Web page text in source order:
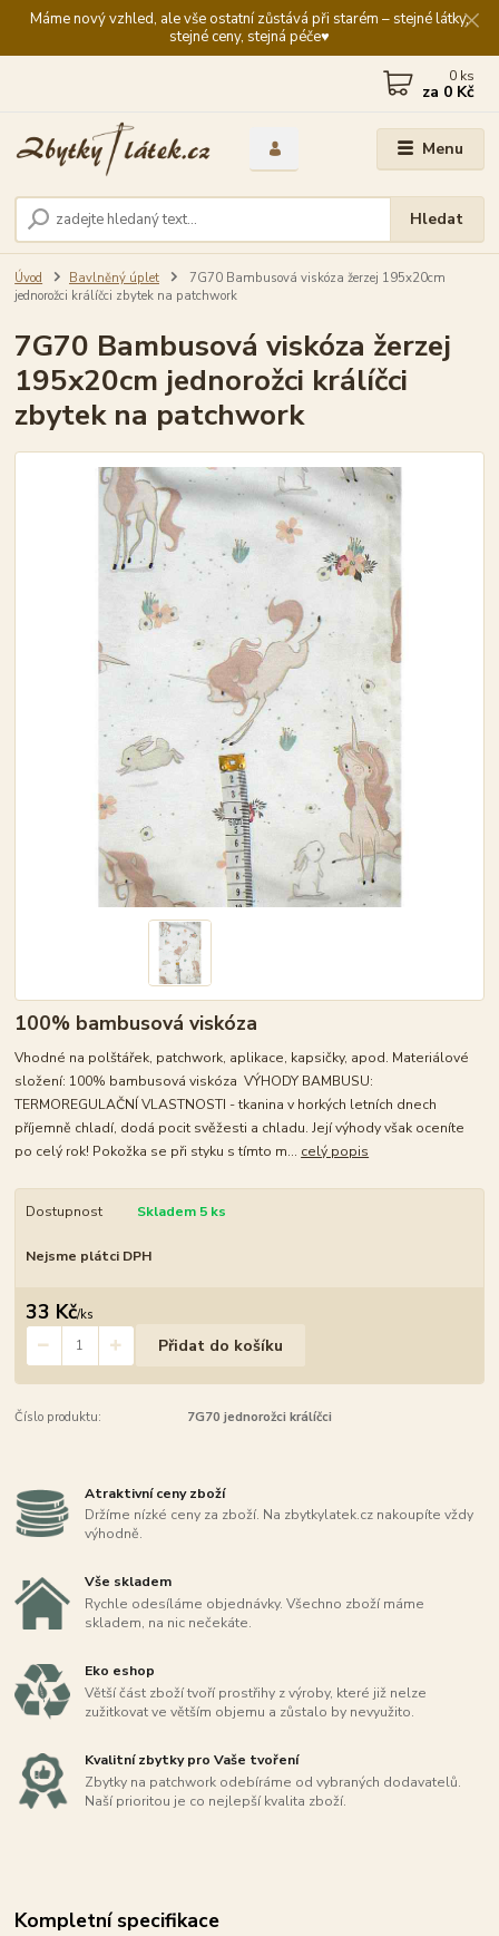
Máme nový vzhled, ale vše ostatní zůstává při starém – stejné látky,
stejné ceny, stejná péče♥️
Menu
Hledat
0 ks
za 0 Kč
Úvod Bavlněný úplet
7G70 Bambusová viskóza žerzej 195x20cm
jednorožci králíčci zbytek na patchwork
7G70 Bambusová viskóza žerzej
195x20cm jednorožci králíčci
zbytek na patchwork
100% bambusová viskóza
Vhodné na polštářek, patchwork, aplikace, kapsičky, apod. Materiálové
složení: 100% bambusová viskóza VÝHODY BAMBUSU:
TERMOREGULAČNÍ VLASTNOSTI - tkanina v horkých letních dnech
příjemně chladí, dodá pocit svěžesti a chladu. Její výhody však oceníte
po celý rok! Pokožka se při styku s tímto m... celý popis
Dostupnost Skladem 5 ks
Nejsme plátci DPH
33 Kč/ks
Přidat do košíku
Číslo produktu: 7G70 jednorožci králíčci
Atraktivní ceny zboží
Držíme nízké ceny za zboží. Na zbytkylatek.cz nakoupíte vždy
výhodně.
Vše skladem
Rychle odesíláme objednávky. Všechno zboží máme
skladem, na nic nečekáte.
Eko eshop
Větší část zboží tvoří prostřihy z výroby, které již nelze
zužitkovat ve větším objemu a zůstalo by nevyužito.
Kvalitní zbytky pro Vaše tvoření
Zbytky na patchwork odebíráme od vybraných dodavatelů.
Naší prioritou je co nejlepší kvalita zboží.
Kompletní specifikace